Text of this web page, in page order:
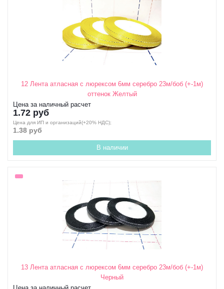
12 Лента атласная с люрексом 6мм серебро 23м/боб (+-1м)
оттенок Желтый
Цена за наличный расчет
1.72 руб
Цена для ИП и организаций(+20% НДС);
1.38 руб
В наличии
13 Лента атласная с люрексом 6мм серебро 23м/боб (+-1м)
Черный